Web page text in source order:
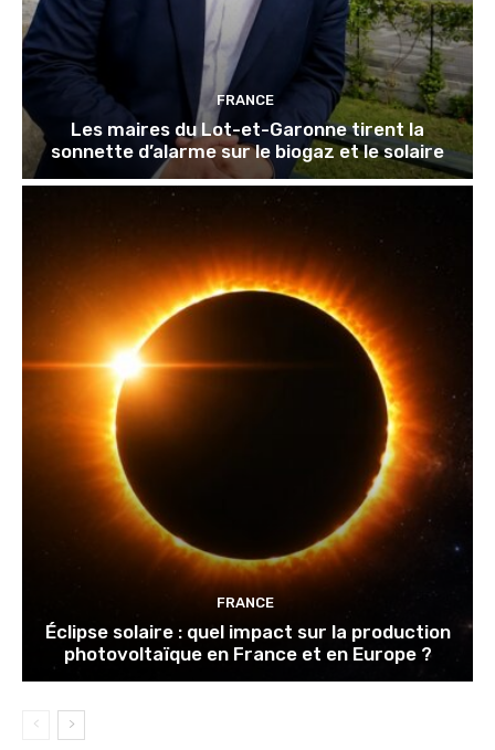
FRANCE
Les maires du Lot-et-Garonne tirent la
sonnette d’alarme sur le biogaz et le solaire
FRANCE
Éclipse solaire : quel impact sur la production
photovoltaïque en France et en Europe ?